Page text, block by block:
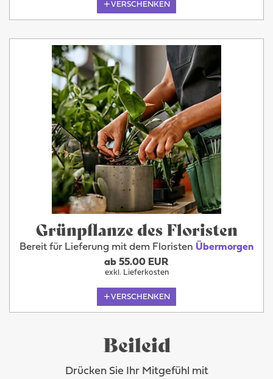
VERSCHENKEN
Grünpflanze des Floristen
Bereit für Lieferung mit dem Floristen Übermorgen
ab 55.00 EUR
exkl. Lieferkosten
VERSCHENKEN
Beileid
Drücken Sie Ihr Mitgefühl mit